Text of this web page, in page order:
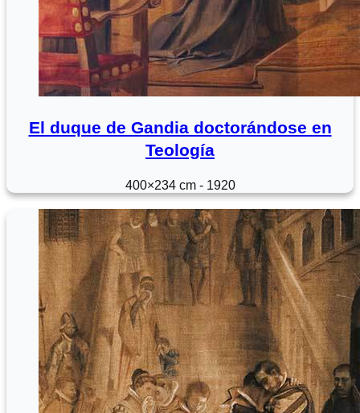
El duque de Gandia doctorándose en
Teología
400×234 cm - 1920